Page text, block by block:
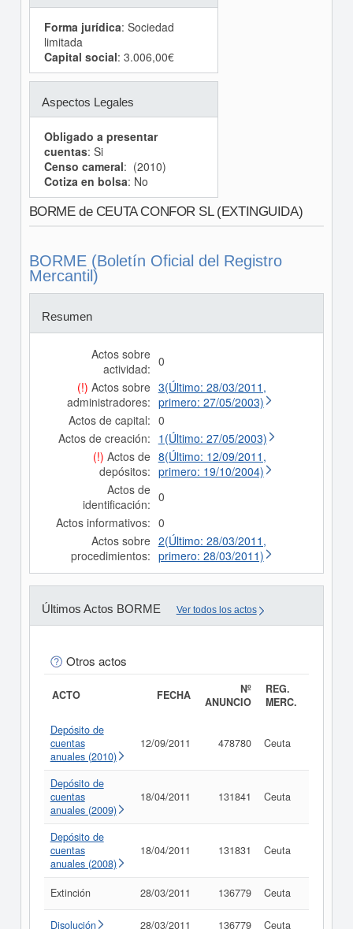
Forma jurídica: Sociedad
limitada
Capital social: 3.006,00€
Aspectos Legales
Obligado a presentar
cuentas: Si
Censo cameral: (2010)
Cotiza en bolsa: No
BORME de CEUTA CONFOR SL (EXTINGUIDA)
BORME (Boletín Oficial del Registro
Mercantil)
Resumen
Actos sobre
actividad: 0
(!) Actos sobre
administradores:
3(Último: 28/03/2011,
primero: 27/05/2003)
Actos de capital: 0
Actos de creación: 1(Último: 27/05/2003)
(!) Actos de
depósitos:
8(Último: 12/09/2011,
primero: 19/10/2004)
Actos de
identificación: 0
Actos informativos: 0
Actos sobre
procedimientos:
2(Último: 28/03/2011,
primero: 28/03/2011)
Últimos Actos BORME Ver todos los actos
Otros actos
ACTO FECHA
Nº
ANUNCIO
REG.
MERC.
Depósito de
cuentas
anuales (2010)
12/09/2011 478780 Ceuta
Depósito de
cuentas
anuales (2009)
18/04/2011 131841 Ceuta
Depósito de
cuentas
anuales (2008)
18/04/2011 131831 Ceuta
Extinción 28/03/2011 136779 Ceuta
Disolución 28/03/2011 136779 Ceuta